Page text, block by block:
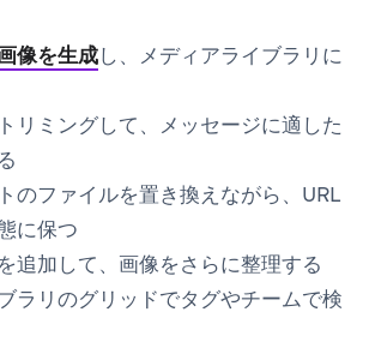
像を生成し、メディアライブラリに
リミングして、メッセージに適した
のファイルを置き換えながら、URL
に保つ
追加して、画像をさらに整理する
ラリのグリッドでタグやチームで検